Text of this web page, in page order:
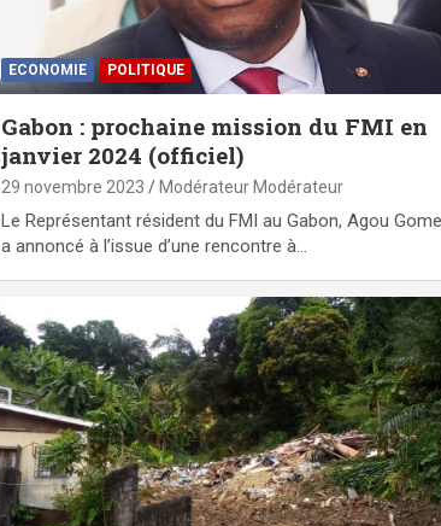
ECONOMIE POLITIQUE
Gabon : prochaine mission du FMI en
janvier 2024 (officiel)
29 novembre 2023 Modérateur Modérateur
Le Représentant résident du FMI au Gabon, Agou
a annoncé à l’issue d’une rencontre à…